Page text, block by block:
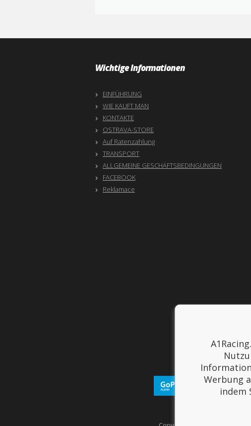
Wichtige Informationen
EINFÜHRUNG
WIE KAUFT MAN
KONTAKTE
OSTRAVA-STORE
Auf Ratenzahlung
TRANSPORT
ALLGEMEINE GESCHÄFTSBEDINGUNGEN
FACEBOOK
Reklamace
Werbung
indem